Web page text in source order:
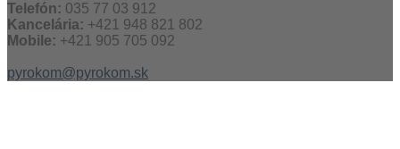
Telefón: 035 77 03 912
Kancelária: +421 948 821 802
Mobile: +421 905 705 092
pyrokom@pyrokom.sk